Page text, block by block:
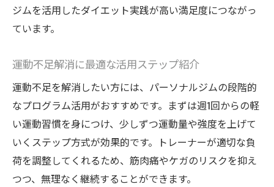
ジムを活用したダイエット実践が高い満足度につながっ
ています。
運動不足解消に最適な活用ステップ紹介
運動不足を解消したい方には、パーソナルジムの段階的
なプログラム活用がおすすめです。まずは週1回からの軽
い運動習慣を身につけ、少しずつ運動量や強度を上げて
いくステップ方式が効果的です。トレーナーが適切な負
荷を調整してくれるため、筋肉痛やケガのリスクを抑え
つつ、無理なく継続することができます。